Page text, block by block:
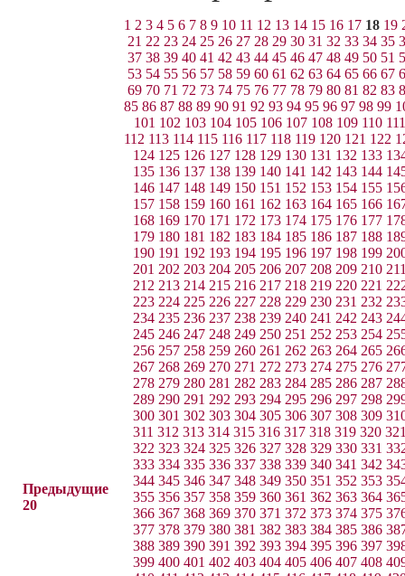
Предыдущие
20
1 2 3 4 5 6 7 8 9 10 11 12 13 14 15 16 17 18 19
21 22 23 24 25 26 27 28 29 30 31 32 33 34 35
37 38 39 40 41 42 43 44 45 46 47 48 49 50 51
53 54 55 56 57 58 59 60 61 62 63 64 65 66 67
69 70 71 72 73 74 75 76 77 78 79 80 81 82 83
85 86 87 88 89 90 91 92 93 94 95 96 97 98 99
101 102 103 104 105 106 107 108 109 110 111
112 113 114 115 116 117 118 119 120 121 122
124 125 126 127 128 129 130 131 132 133
135 136 137 138 139 140 141 142 143 144
146 147 148 149 150 151 152 153 154 155
157 158 159 160 161 162 163 164 165 166
168 169 170 171 172 173 174 175 176 177
179 180 181 182 183 184 185 186 187 188
190 191 192 193 194 195 196 197 198 199
201 202 203 204 205 206 207 208 209 210
212 213 214 215 216 217 218 219 220 221
223 224 225 226 227 228 229 230 231 232
234 235 236 237 238 239 240 241 242 243
245 246 247 248 249 250 251 252 253 254
256 257 258 259 260 261 262 263 264 265
267 268 269 270 271 272 273 274 275 276
278 279 280 281 282 283 284 285 286 287
289 290 291 292 293 294 295 296 297 298
300 301 302 303 304 305 306 307 308 309
311 312 313 314 315 316 317 318 319 320
322 323 324 325 326 327 328 329 330 331
333 334 335 336 337 338 339 340 341 342
344 345 346 347 348 349 350 351 352 353
355 356 357 358 359 360 361 362 363 364
366 367 368 369 370 371 372 373 374 375
377 378 379 380 381 382 383 384 385 386
388 389 390 391 392 393 394 395 396 397
399 400 401 402 403 404 405 406 407 408